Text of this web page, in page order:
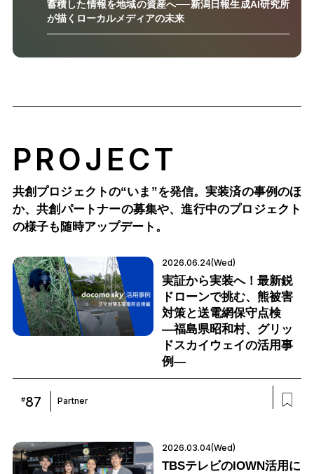
蓄積した情報を地域の資産へ──新潟日報生成AI研究所
が描くローカルメディアの未来
PROJECT
共創プロジェクトの“いま”を発信。実装済の事例のほ
か、共創パートナーの募集や、進行中のプロジェクト
の様子も随時アップデート。
2026.06.24(Wed)
実証から実装へ！最新鋭
ドローンで挑む、熊被害
対策と送電網保守点検
―福島県昭和村、グリッ
ドスカイウェイの活用事
例―
#87 Partner
2026.03.04(Wed)
TBSテレビのIOWN活用に